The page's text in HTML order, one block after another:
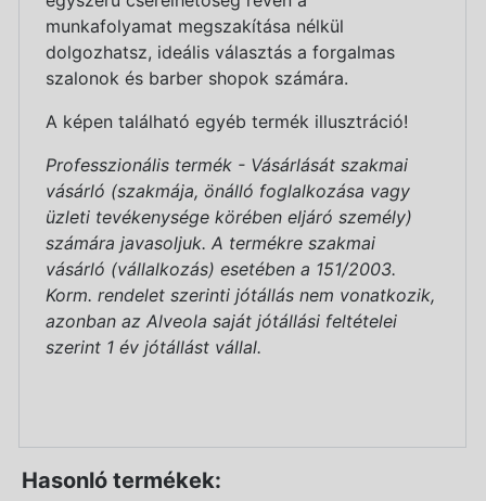
munkafolyamat megszakítása nélkül
dolgozhatsz, ideális választás a forgalmas
szalonok és barber shopok számára.
A képen található egyéb termék illusztráció!
Professzionális termék - Vásárlását szakmai
vásárló (szakmája, önálló foglalkozása vagy
üzleti tevékenysége körében eljáró személy)
számára javasoljuk. A termékre szakmai
vásárló (vállalkozás) esetében a 151/2003.
Korm. rendelet szerinti jótállás nem vonatkozik,
azonban az Alveola saját jótállási feltételei
szerint 1 év jótállást vállal.
Hasonló termékek: